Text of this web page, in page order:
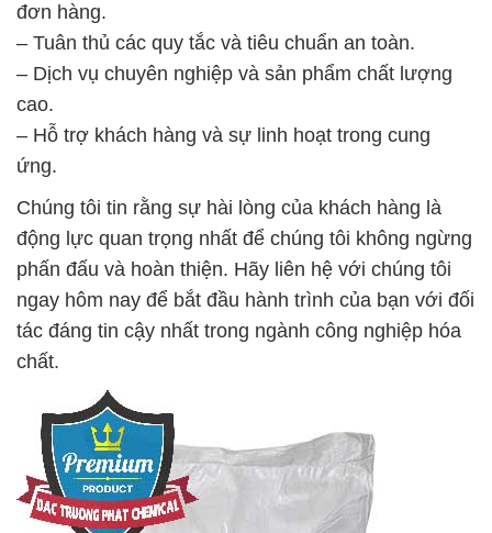
đơn hàng.
– Tuân thủ các quy tắc và tiêu chuẩn an toàn.
– Dịch vụ chuyên nghiệp và sản phẩm chất lượng
cao.
– Hỗ trợ khách hàng và sự linh hoạt trong cung
ứng.
Chúng tôi tin rằng sự hài lòng của khách hàng là
động lực quan trọng nhất để chúng tôi không ngừng
phấn đấu và hoàn thiện. Hãy liên hệ với chúng tôi
ngay hôm nay để bắt đầu hành trình của bạn với đối
tác đáng tin cậy nhất trong ngành công nghiệp hóa
chất.